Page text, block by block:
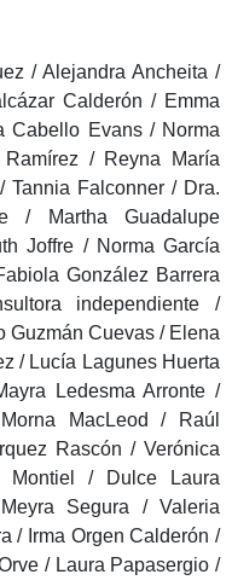
/ Alejandra Ancheita /
Calderón / Emma
Cabello Evans / Norma
/ Reyna María
Falconner / Dra.
/ Martha Guadalupe
Joffre / Norma García
González Barrera
independiente /
Guzmán Cuevas / Elena
/ Lucía Lagunes Huerta
Ledesma Arronte /
MacLeod / Raúl
Rascón / Verónica
Montiel / Dulce Laura
Segura / Valeria
/ Irma Orgen Calderón /
/ Laura Papasergio /